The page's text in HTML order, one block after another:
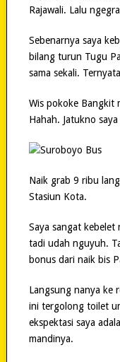
Rajawali. Lalu
Sebenarnya saya
bilang turun Tugu
sama sekali.
Wis pokoke Bangkit
Hahah. Jatukno
Naik grab 9 ribu
Stasiun Kota.
Saya sangat
tadi udah nguyuh.
bonus dari naik bis
Langsung nanya ke
ini tergolong toilet
ekspektasi saya
mandinya.